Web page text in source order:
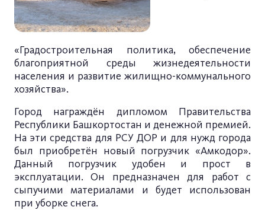
«Градостроительная политика, обеспечение
благоприятной среды жизнедеятельности
населения и развитие жилищно-коммунального
хозяйства».
Город награждён дипломом Правительства
Республики Башкортостан и денежной премией.
На эти средства для РСУ ДОР и для нужд города
был приобретён новый погрузчик «Амкодор».
Данный погрузчик удобен и прост в
эксплуатации. Он предназначен для работ с
сыпучими материалами и будет использован
при уборке снега.